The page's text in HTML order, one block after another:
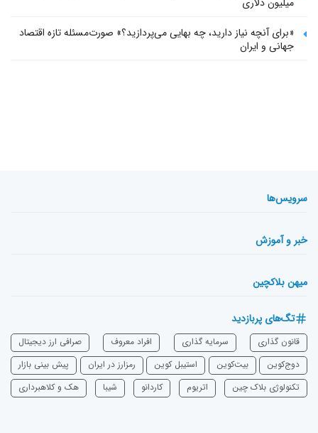
میلیون دلاری
«برای آنچه نیاز دارید، چه بهایی می‌پردازید؟» صورت‌مسئله تازه اقتصاد
جهانی و ایران
سرویس‌ها
خبر و آموزش
میهن بلاکچین
تگ‌های پربازدید
قانون گذاری سرمایه‌ گذاری افراد معروف
صرافی ارز دیجیتال
دوج‌کوین
بیت‌کوین استیبل کوین رمزارز در ایران
پیش بینی بازار
تکنولوژی بلاک چین
اتریوم ‌کاردانو شیبا هک و کلاهبرداری